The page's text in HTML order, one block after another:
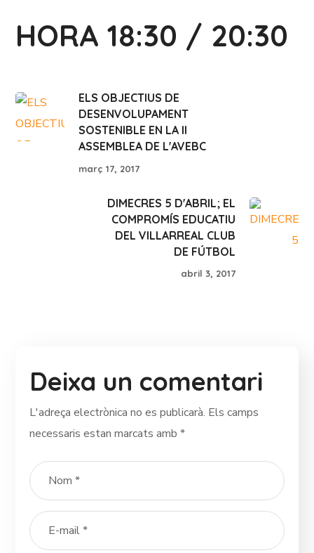
HORA 18:30 / 20:30
ELS OBJECTIUS DE
DESENVOLUPAMENT
SOSTENIBLE EN LA II
ASSEMBLEA DE L'AVEBC
març 17, 2017
DIMECRES 5 D'ABRIL; EL
COMPROMÍS EDUCATIU
DEL VILLARREAL CLUB
DE FÚTBOL
abril 3, 2017
Deixa un comentari
L'adreça electrònica no es publicarà. Els camps
necessaris estan marcats amb*